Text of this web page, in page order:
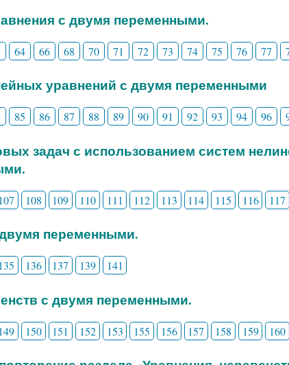
с двумя переменными.
64 66 68 70 71 72 73 74 75 76 77
уравнений с двумя переменными
85 86 87 88 89 90 91 92 93 94 96
задач с использованием систем
107 108 109 110 111 112 113 114 115 116 117
переменными.
135 136 137 139 141
с двумя переменными.
149 150 151 152 153 155 156 157 158 159 160